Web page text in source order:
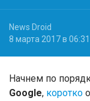
News Droid
8 марта 2017 в 06:31
Начнем по
Google, коротко